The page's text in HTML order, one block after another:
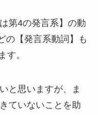
第4の発言系】の動
の【発言系動詞】も
す。
と思いますが、ま
ていないことを助